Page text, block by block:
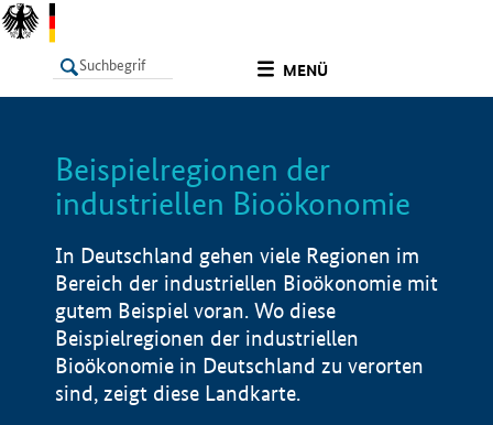
MENÜ
LISTE
Beispielregionen der
industriellen Bioökonomie
In Deutschland gehen viele Regionen im
Bereich der industriellen Bioökonomie mit
gutem Beispiel voran. Wo diese
Beispielregionen der industriellen
Bioökonomie in Deutschland zu verorten
sind, zeigt diese Landkarte.